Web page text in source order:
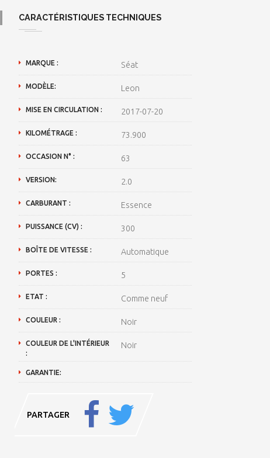
CARACTÉRISTIQUES TECHNIQUES
MARQUE : Séat
MODÈLE: Leon
MISE EN CIRCULATION : 2017-07-20
KILOMÉTRAGE : 73.900
OCCASION N° : 63
VERSION: 2.0
CARBURANT : Essence
PUISSANCE (CV) : 300
BOÎTE DE VITESSE : Automatique
PORTES : 5
ETAT : Comme neuf
COULEUR : Noir
COULEUR DE L'INTÉRIEUR
:
Noir
GARANTIE:
PARTAGER